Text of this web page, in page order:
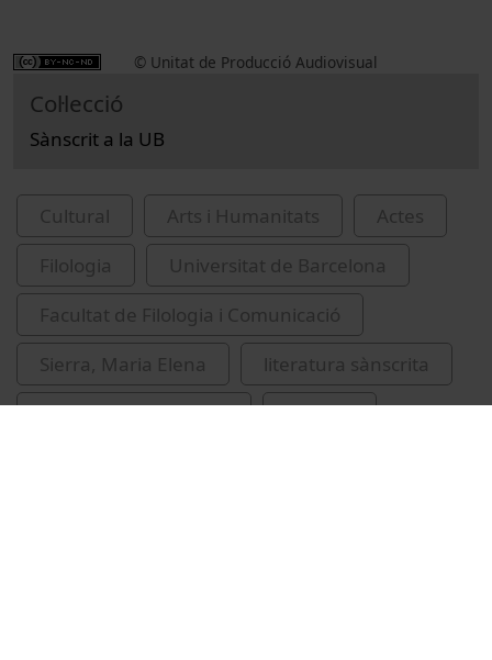
© Unitat de Producció Audiovisual
Col·lecció
Sànscrit a la UB
Cultural Arts i Humanitats
Actes
Filologia
Universitat de Barcelona
Facultat de Filologia i Comunicació
Sierra, Maria Elena
literatura sànscrita
filologia indoeuropea
sànscrit